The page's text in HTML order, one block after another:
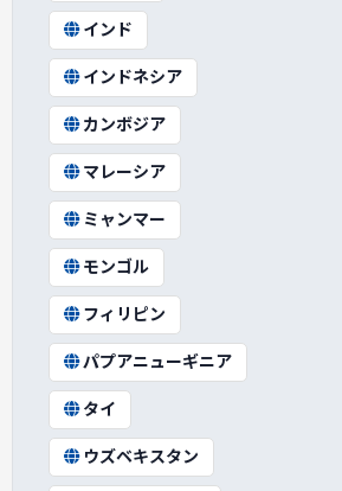
インド
インドネシア
カンボジア
マレーシア
ミャンマー
モンゴル
フィリピン
パプアニューギニア
タイ
ウズベキスタン